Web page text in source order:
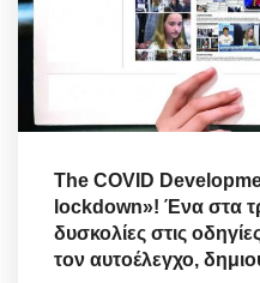
The COVID
lockdown»! Ένα στα
δυσκολίες στις
τον αυτοέλεγχο,